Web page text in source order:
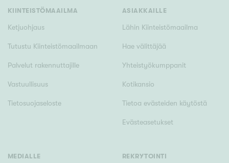
KIINTEISTÖMAAILMA
Ketjuohjaus
Tutustu Kiinteistömaailmaan
Palvelut rakennuttajille
Vastuullisuus
Tietosuojaseloste
ASIAKKAILLE
Lähin Kiinteistömaailma
Hae välittäjää
Yhteistyökumppanit
Kotikansio
Tietoa evästeiden käytöstä
Evästeasetukset
MEDIALLE REKRYTOINTI